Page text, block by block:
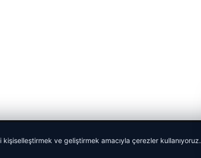
kişiselleştirmek ve geliştirmek amacıyla çerezler kullanıyoruz.